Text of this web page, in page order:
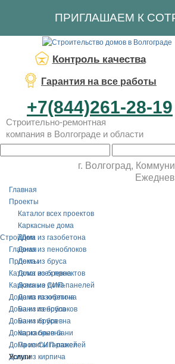
ПРИГЛАШАЕМ К
Контроль качества
Гарантия на все работы
+7(844)261-28-19
Строительно-ремонтная
компания в Волгограде и области
г. Волгоград,
Главная
Проекты
Каталог всех проектов
Каркасные дома
Дома из газобетона
Дома из пеноблоков
Дома из бруса
Дома из бревна
Дома из СИП-панелей
Дома из кирпича
Бани из бруса
Бани из бревна
Каркасные бани
Проекты гаражей
Услуги
СтройДом
Главная
Проекты
Каталог всех проектов
Каркасные дома
Дома из газобетона
Дома из пеноблоков
Дома из бруса
Дома из бревна
Дома из СИП-панелей
Дома из кирпича